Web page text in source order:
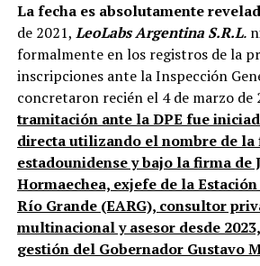
La fecha es absolutamente
de 2021, LeoLabs Argentina S.R.L.
formalmente en los registros de la
inscripciones ante la Inspección
concretaron recién el 4 de marzo de
tramitación ante la DPE fue
directa utilizando el nombre de
estadounidense y bajo la firma de
Hormaechea, exjefe de la
Río Grande (EARG), consultor
multinacional y asesor desde
gestión del Gobernador Gustavo